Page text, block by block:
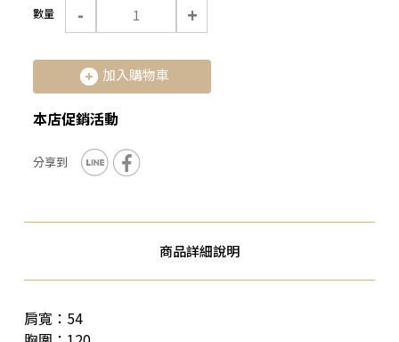
數量 - +
加入購物車
本店促銷活動
商品詳細說明
肩寬：54